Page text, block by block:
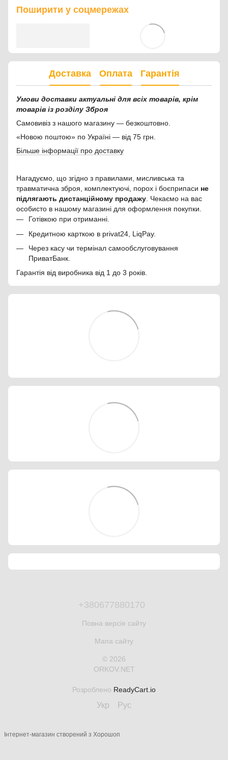
Поширити у соцмережах
Доставка Оплата Гарантія
Умови доставки актуальні для всіх товарів, крім
товарів із розділу Зброя
Самовивіз з нашого магазину — безкоштовно.
«Новою поштою» по Україні — від 75 грн.
Більше інформації про доставку
Нагадуємо, що згідно з правилами, мисливська та
травматична зброя, комплектуючі, порох і боєприпаси не
підлягають дистанційному продажу . Чекаємо на вас
особисто в нашому магазині для оформлення покупки.
Готівкою при отриманні.
Кредитною карткою в privat24, LiqPay.
Через касу чи термінал самообслуговування
ПриватБанк.
Гарантія від виробника від 1 до 3 років.
+380677880170
Повна версія сайту
Мапа сайту
© 2026
ORKOV.NET
Розроблено ReadyCart.io
Укр Рус
Інтернет-магазин створений з Хорошоп